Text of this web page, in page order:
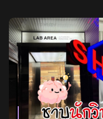
ที่แฝงตัวอยู่ในซอยลาดพร้าว-
ผ่อนคลายในคาเฟ่ท่ามกลาง
แห่งนี้บรรยากาศภายในร้านต
อยู่บ้าน สบายๆ แต่ดูอบอุ่นสุ
แถมเจ้าของร้านยังใจดีอีกด้
เลย แถมขนมที่นี้ยังเป็น
ลืมสั่งบานอฟฟี่กันน้า อร่อยจ
แล้วมองหาที่แวะพัก ปล่อยตั
(มานะ ชูใจ) กันได้น้า แล้วคุ
ทุกวัน (ปิดวันพุธ) ตั้งแต่เวล